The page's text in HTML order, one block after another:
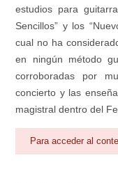
estudios para
Sencillos” y los
cual no ha
en ningún método
corroboradas por
concierto y las
magistral dentro del
Para acceder al